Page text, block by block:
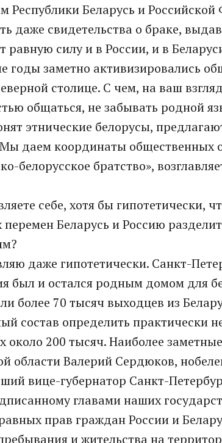
Республики Беларусь и Российской
даже свидетельства о браке,
равную силу и в России, и в
годы заметно активизировались
столице. С чем, на ваш
общаться, не забывать родной
этнические белорусы,
даем координаты общественных
белорусское братство»,
себе, хотя бы гипотетически,
перемен Беларусь и Россию
даже гипотетически. Санкт-
был и остался родным домом для
более 70 тысяч выходцев из
состав определить практически
около 200 тысяч. Наиболее
области Валерий Сердюков,
вице-губернатор Санкт-
главами наших
прав граждан России и
и жительства на